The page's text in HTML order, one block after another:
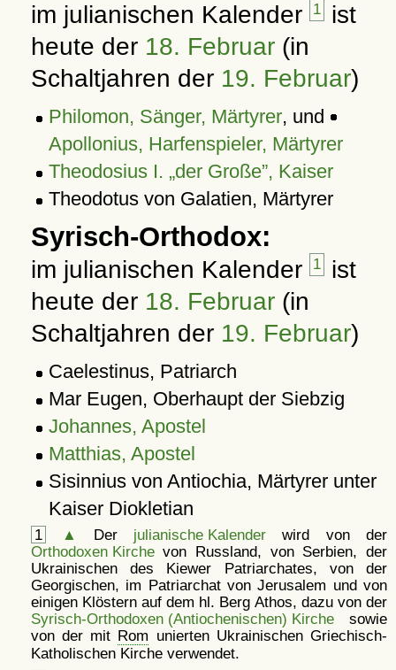
im julianischen Kalender 1 ist
heute der 18. Februar(in
Schaltjahren der 19. Februar)
Philomon, Sänger, Märtyrer, und
Apollonius, Harfenspieler, Märtyrer
Theodosius I. „der Große”, Kaiser
Theodotus von Galatien, Märtyrer
Syrisch-Orthodox:
im julianischen Kalender 1 ist
heute der 18. Februar(in
Schaltjahren der 19. Februar)
Caelestinus, Patriarch
Mar Eugen, Oberhaupt der Siebzig
Johannes, Apostel
Matthias, Apostel
Sisinnius von Antiochia, Märtyrer unter
Kaiser Diokletian
1 ▲ Der julianische Kalenderwird von der
Orthodoxen Kirchevon Russland, von Serbien, der
Ukrainischen des Kiewer Patriarchates, von der
Georgischen, im Patriarchat von Jerusalem und von
einigen Klöstern auf dem hl. Berg Athos, dazu von der
Syrisch-Orthodoxen (Antiochenischen) Kirchesowie
von der mit Rom unierten Ukrainischen Griechisch-
Katholischen Kirche verwendet.